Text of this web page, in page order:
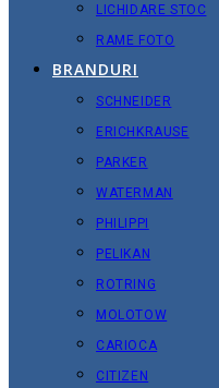
LICHIDARE STOC
RAME FOTO
BRANDURI
SCHNEIDER
ERICHKRAUSE
PARKER
WATERMAN
PHILIPPI
PELIKAN
ROTRING
MOLOTOW
CARIOCA
CITIZEN